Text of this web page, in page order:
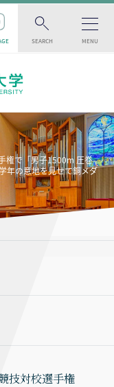
SEARCH MENU
権で「男子1500m 圧巻
年の意地を見せて銅メダ
技対校選手権